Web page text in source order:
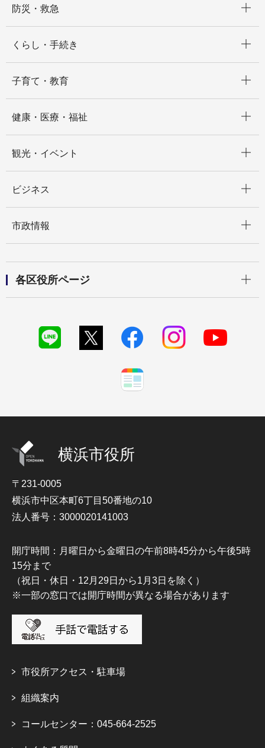
防災・救急
くらし・手続き
子育て・教育
健康・医療・福祉
観光・イベント
ビジネス
市政情報
各区役所ページ
横浜市役所
〒231-0005
横浜市中区本町6丁目50番地の10
法人番号：3000020141003
開庁時間：月曜日から金曜日の午前8時45分から午後5時
15分まで
（祝日・休日・12月29日から1月3日を除く）
※一部の窓口では開庁時間が異なる場合があります
市役所アクセス・駐車場
組織案内
コールセンター：045-664-2525